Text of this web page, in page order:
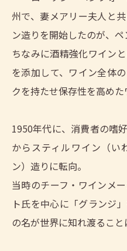
州で、妻メアリー夫人と
ン造りを開始したのが、ペ
ちなみに酒精強化ワイン
を添加して、ワイン全体
クを持たせ保存性を高めた
1950年代に、消費者の嗜
からスティルワイン（い
ン）造りに転向。
当時のチーフ・ワインメ
ト氏を中心に「グランジ
の名が世界に知れ渡ること